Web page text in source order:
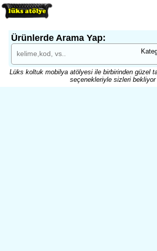
Ürünlerde Arama Yap:
Lüks koltuk mobilya atölyesi ile birbirinden güzel
seçenekleriyle sizleri bekliyor